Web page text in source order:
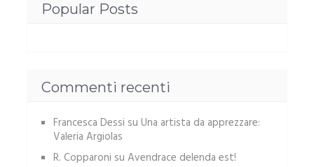
Popular Posts
Commenti recenti
Francesca Dessi su Una artista da apprezzare:
Valeria Argiolas
R. Copparoni su Avendrace delenda est!